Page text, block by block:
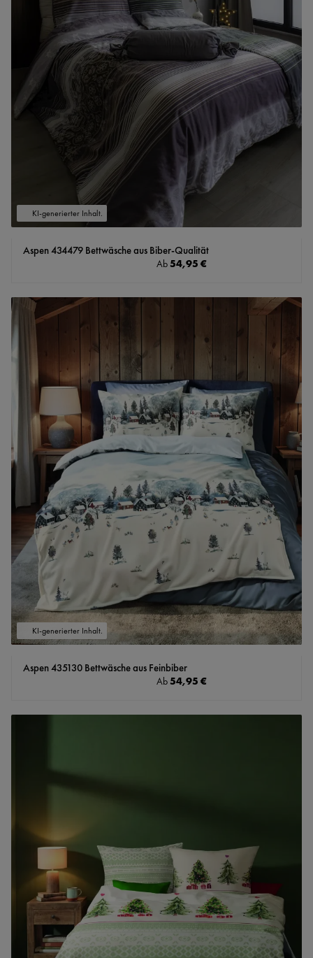
KI-generierter Inhalt.
Aspen 434479 Bettwäsche aus Biber-Qualität
Regulärer Preis:
Ab54,95 €
KI-generierter Inhalt.
Aspen 435130 Bettwäsche aus Feinbiber
Regulärer Preis:
Ab54,95 €